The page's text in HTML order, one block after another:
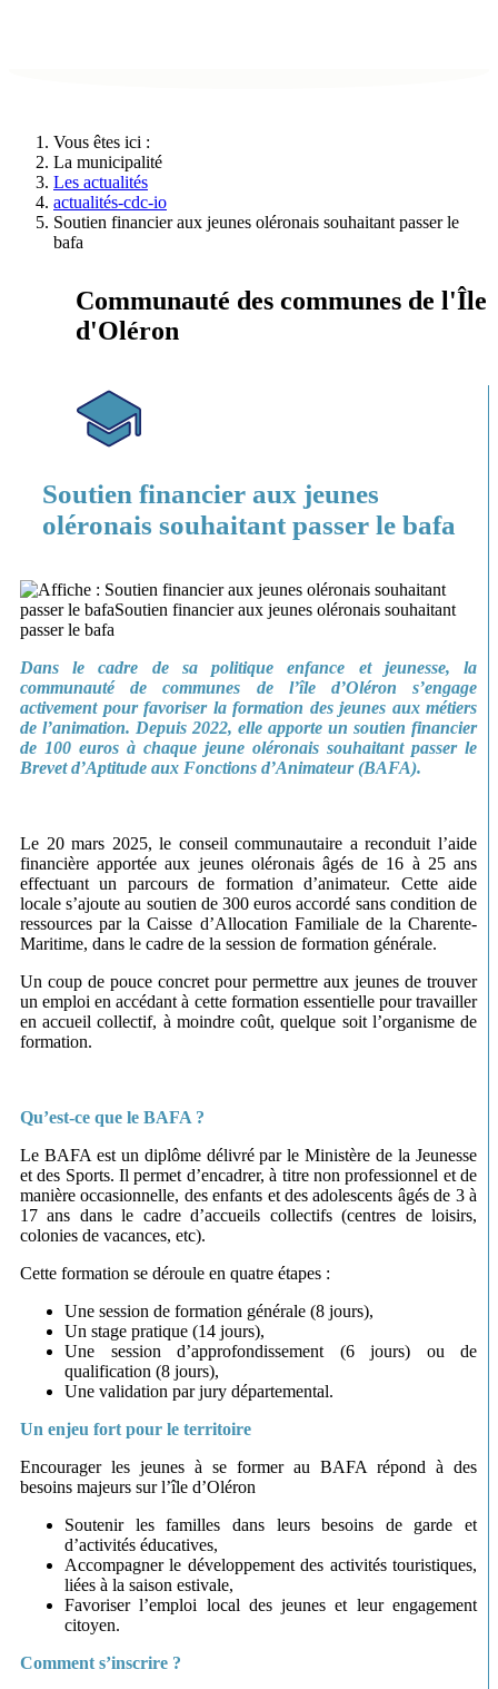
Vous êtes ici :
La municipalité
Les actualités
actualités-cdc-io
Soutien financier aux jeunes oléronais souhaitant passer le
bafa
Communauté des communes de l'Île
d'Oléron
Soutien financier aux jeunes
oléronais souhaitant passer le bafa
Dans le cadre de sa politique enfance et jeunesse, la
communauté de communes de l’île d’Oléron s’engage
activement pour favoriser la formation des jeunes aux métiers
de l’animation. Depuis 2022, elle apporte un soutien financier
de 100 euros à chaque jeune oléronais souhaitant passer le
Brevet d’Aptitude aux Fonctions d’Animateur (BAFA).
Le 20 mars 2025, le conseil communautaire a reconduit l’aide
financière apportée aux jeunes oléronais âgés de 16 à 25 ans
effectuant un parcours de formation d’animateur. Cette aide
locale s’ajoute au soutien de 300 euros accordé sans condition de
ressources par la Caisse d’Allocation Familiale de la Charente-
Maritime, dans le cadre de la session de formation générale.
Un coup de pouce concret pour permettre aux jeunes de trouver
un emploi en accédant à cette formation essentielle pour travailler
en accueil collectif, à moindre coût, quelque soit l’organisme de
formation.
Qu’est-ce que le BAFA ?
Le BAFA est un diplôme délivré par le Ministère de la Jeunesse
et des Sports. Il permet d’encadrer, à titre non professionnel et de
manière occasionnelle, des enfants et des adolescents âgés de 3 à
17 ans dans le cadre d’accueils collectifs (centres de loisirs,
colonies de vacances, etc).
Cette formation se déroule en quatre étapes :
Une session de formation générale (8 jours),
Un stage pratique (14 jours),
Une session d’approfondissement (6 jours) ou de
qualification (8 jours),
Une validation par jury départemental.
Un enjeu fort pour le territoire
Encourager les jeunes à se former au BAFA répond à des
besoins majeurs sur l’île d’Oléron
Soutenir les familles dans leurs besoins de garde et
d’activités éducatives,
Accompagner le développement des activités touristiques,
liées à la saison estivale,
Favoriser l’emploi local des jeunes et leur engagement
citoyen.
Comment s’inscrire ?